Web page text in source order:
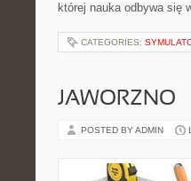
której nauka odbywa się
CATEGORIES:
JAWORZNO
POSTED BY ADMIN